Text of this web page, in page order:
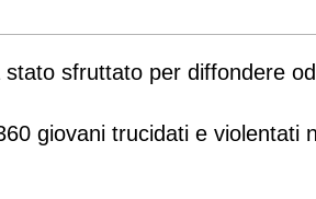
sfruttato per diffondere
giovani trucidati e violentati